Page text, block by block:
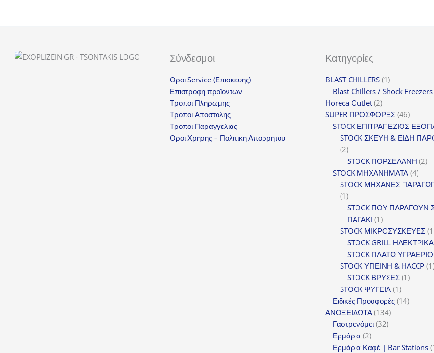
Σύνδεσμοι
Οροι Service (Επισκευης)
Επιστροφη προϊοντων
Τροποι Πληρωμης
Τροποι Αποστολης
Τροποι Παραγγελιας
Οροι Χρησης – Πολιτικη Απορρητου
Κατηγορίες
BLAST CHILLERS 11
προϊόν
Blast Chillers / Shock Freezers
Horeca Outlet 22
προϊόντα
SUPER ΠΡΟΣΦΟΡΕΣ 4646
STOCK ΕΠΙΤΡΑΠΕΖΙΟΣ
STOCK ΣΚΕΥΗ & ΕΙΔΗ
22
προϊόντα
STOCK ΠΟΡΣΕΛΑΝΗ 22
STOCK ΜΗΧΑΝΗΜΑΤΑ 44
STOCK ΜΗΧΑΝΕΣ
11
προϊόν
STOCK ΠΟΥ ΠΑΡΑΓΟΥΝ
ΠΑΓΑΚΙ 11
προϊόν
STOCK ΜΙΚΡΟΣΥΣΚΕΥΕΣ 1
STOCK GRILL ΗΛΕΚΤΡΙΚΑ
STOCK ΠΛΑΤΩ
STOCK ΥΓΙΕΙΝΗ & HACCP 11
STOCK ΒΡΥΣΕΣ 11
STOCK ΨΥΓΕΙΑ 11
προϊόν
Ειδικές Προσφορές 1414
ΑΝΟΞΕΙΔΩΤΑ 134134
Γαστρονόμοι 3232
Ερμάρια 22
προϊόντα
Ερμάρια Καφέ | Bar Stations